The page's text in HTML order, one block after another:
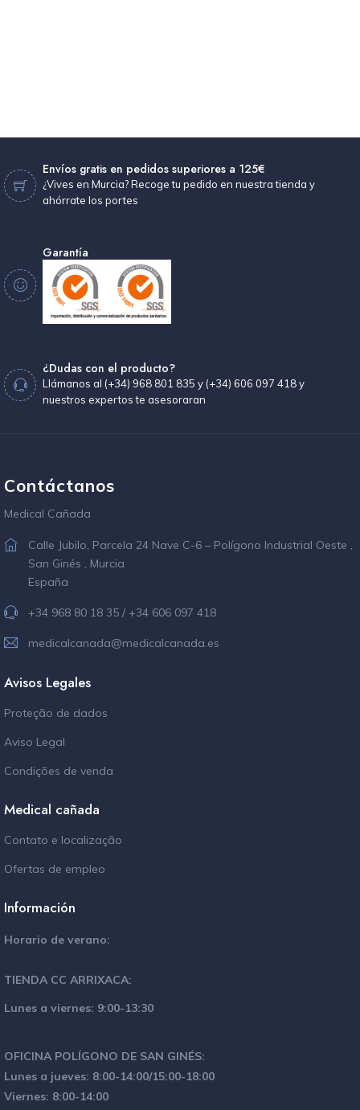
Envíos gratis en pedidos superiores a 125€
¿Vives en Murcia? Recoge tu pedido en nuestra tienda y
ahórrate los portes
Garantía
¿Dudas con el producto?
Llámanos al (+34) 968 801 835 y (+34) 606 097 418 y
nuestros expertos te asesoraran
Contáctanos
Medical Cañada
Calle Jubilo, Parcela 24 Nave C-6 – Polígono Industrial Oeste ,
San Ginés , Murcia
España
+34 968 80 18 35 / +34 606 097 418
medicalcanada@medicalcanada.es
Avisos Legales
Proteção de dados
Aviso Legal
Condições de venda
Medical cañada
Contato e localização
Ofertas de empleo
Información
Horario de verano:
TIENDA CC ARRIXACA:
Lunes a viernes: 9:00-13:30
OFICINA POLÍGONO DE SAN GINÉS:
Lunes a jueves: 8:00-14:00/15:00-18:00
Viernes: 8:00-14:00